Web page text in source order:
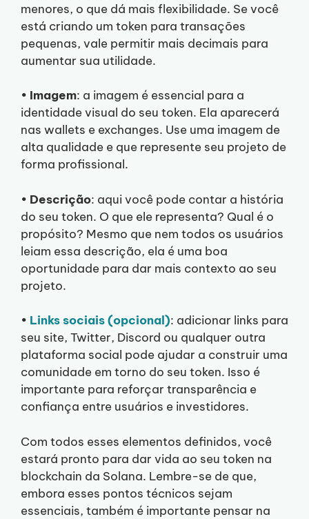
menores, o que dá mais flexibilidade. Se você
está criando um token para transações
pequenas, vale permitir mais decimais para
aumentar sua utilidade.
• Imagem: a imagem é essencial para a
identidade visual do seu token. Ela aparecerá
nas wallets e exchanges. Use uma imagem de
alta qualidade e que represente seu projeto de
forma profissional.
• Descrição: aqui você pode contar a história
do seu token. O que ele representa? Qual é o
propósito? Mesmo que nem todos os usuários
leiam essa descrição, ela é uma boa
oportunidade para dar mais contexto ao seu
projeto.
• Links sociais (opcional): adicionar links para
seu site, Twitter, Discord ou qualquer outra
plataforma social pode ajudar a construir uma
comunidade em torno do seu token. Isso é
importante para reforçar transparência e
confiança entre usuários e investidores.
Com todos esses elementos definidos, você
estará pronto para dar vida ao seu token na
blockchain da Solana. Lembre-se de que,
embora esses pontos técnicos sejam
essenciais, também é importante pensar na